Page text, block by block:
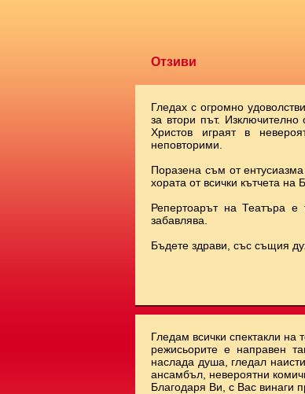
Отзиви
Гледах с огромно
за втори път.
Христов играят в
неповторими.
Поразена съм от
хората от всички кътчета на
Репертоарът на Театъра е
забавлява.
Бъдете здрави, със същия
Гледам всички спектакли на
режисьорите е направен
наслада душа, гледал
ансамбъл, невероятни
Благодаря Ви, с Вас винаги